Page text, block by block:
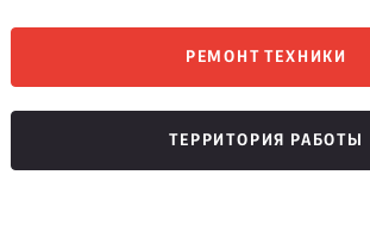
РЕМОНТ ТЕХНИКИ
ТЕРРИТОРИЯ РАБОТЫ